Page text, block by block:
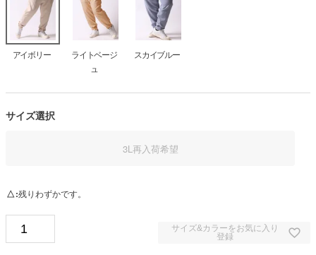
アイボリー
ライトベージ
ュ
スカイブルー
サイズ選択
3L再入荷希望
△ 残りわずかです。
サイズ&カラーをお気に入り
登録